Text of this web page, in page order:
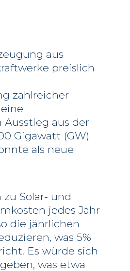
aus
preislich
zahlreicher
Ausstieg aus der
Gigawatt (GW)
als neue
Solar- und
jedes Jahr
die jährlichen
was 5%
Es würde sich
was etwa